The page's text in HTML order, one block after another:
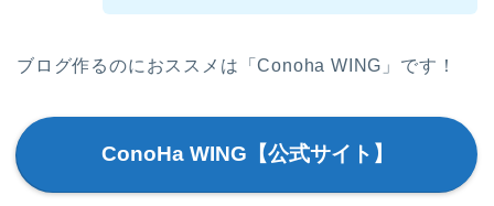
ブログ作るのにおススメは「Conoha WING」です！
ConoHa WING【公式サイト】